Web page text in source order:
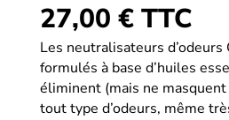
27,00 € TTC
Les neutralisateurs
formulés à base d’huiles
éliminent (mais ne
tout type d’odeurs, même